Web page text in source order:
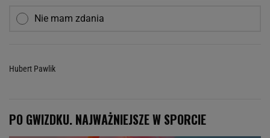
Nie mam zdania
Hubert Pawlik